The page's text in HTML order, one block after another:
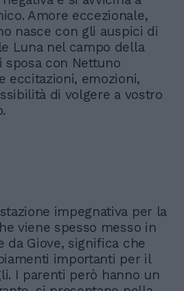
Amore eccezionale,
nasce con gli auspici di
Luna nel campo della
con Nettuno
eccitazioni, emozioni,
di volgere a vostro
impegnativa per la
viene spesso messo in
da Giove, significa che
importanti per il
I parenti però hanno un